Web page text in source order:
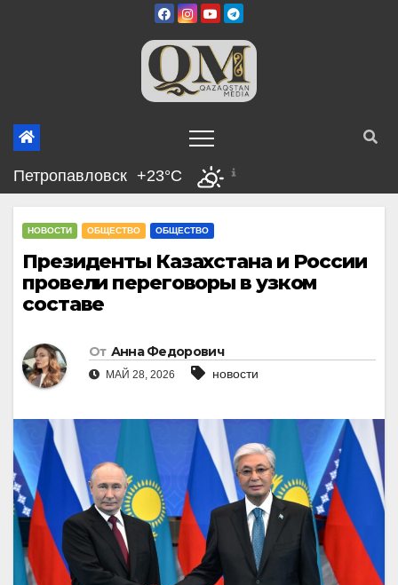
Петропавловск +23°C
НОВОСТИ ОБЩЕСТВО ОБЩЕСТВО
Президенты Казахстана и России
провели переговоры в узком
составе
От Анна Федорович
МАЙ 28, 2026 новости